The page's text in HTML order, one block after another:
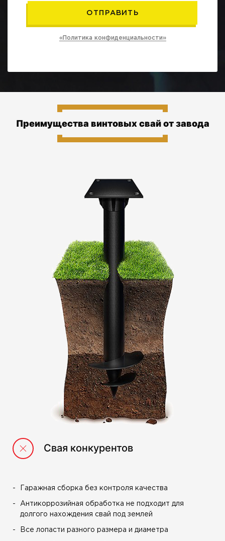
«Политика конфиденциальности»
Преимущества винтовых свай от завода
Свая конкурентов
Гаражная сборка без контроля качества
Антикоррозийная обработка не подходит для
долгого нахождения свай под землей
Все лопасти разного размера и диаметра